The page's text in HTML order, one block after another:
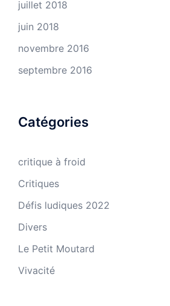
juillet 2018
juin 2018
novembre 2016
septembre 2016
Catégories
critique à froid
Critiques
Défis ludiques 2022
Divers
Le Petit Moutard
Vivacité